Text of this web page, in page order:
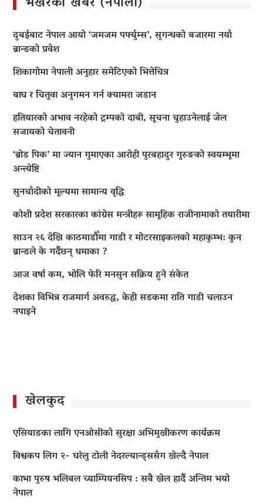
दुबईबाट नेपाल आयो ‘जमजम पर्फ्युम्स’, सुगन्धको बजारमा नयाँ
ब्रान्डको प्रवेश
शिकागोमा नेपाली अनुहार समेटिएको भित्तेचित्र
बाघ र चितुवा अनुगमन गर्न क्यामरा जडान
हतियारको अभाव नरहेको ट्रम्पको दाबी, सूचना चुहाउनेलाई जेल
सजायको चेतावनी
‘ब्रोड पिक’ मा ज्यान गुमाएका आराेही पुरबहादुर गुरुङको स्वयम्भूमा
अन्त्येष्टि
सुनचाँदीको मूल्यमा सामान्य वृद्धि
कोशी प्रदेश सरकारका कांग्रेस मन्त्रीहरू सामूहिक राजीनामाको तयारीमा
साउन २६ देखि काठमाडौँमा गाडी र मोटरसाइकलको महाकुम्भ: कुन
ब्रान्डले के गर्दैछन् धमाका ?
आज वर्षा कम, भोलि फेरि मनसुन सक्रिय हुने संकेत
देशका विभिन्न राजमार्ग अवरुद्ध, केही सडकमा राति गाडी चलाउन
नपाइने
खेलकुद
एसियाडका लागि एनओसीको सुरक्षा अभिमुखीकरण कार्यक्रम
विश्वकप लिग २- घरेलु टोली नेदरल्यान्ड्ससँग खेल्दै नेपाल
काभा पुरुष भलिबल च्याम्पियनसिप : सबै खेल हार्दै अन्तिम भयो
नेपाल